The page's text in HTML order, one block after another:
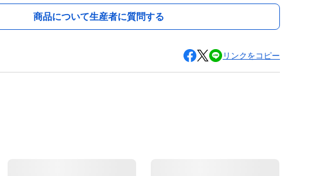
商品について生産者に質問する
リンクをコピー